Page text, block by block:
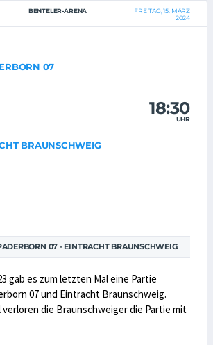
BENTELER-ARENA
FREITAG, 15. MÄRZ
2024
07
18:30
UHR
BRAUNSCHWEIG
07 - EINTRACHT BRAUNSCHWEIG
gab es zum letzten Mal eine Partie
07 und Eintracht Braunschweig.
die Braunschweiger die Partie mit